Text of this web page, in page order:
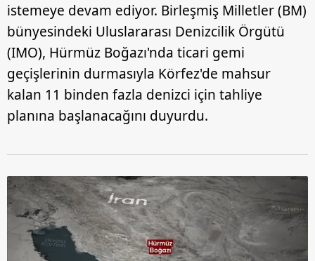
istemeye devam ediyor. Birleşmiş Milletler (BM)
bünyesindeki Uluslararası Denizcilik Örgütü
(IMO), Hürmüz Boğazı'nda ticari gemi
geçişlerinin durmasıyla Körfez'de mahsur
kalan 11 binden fazla denizci için tahliye
planına başlanacağını duyurdu.